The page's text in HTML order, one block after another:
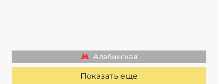
Алабинская
Показать еще